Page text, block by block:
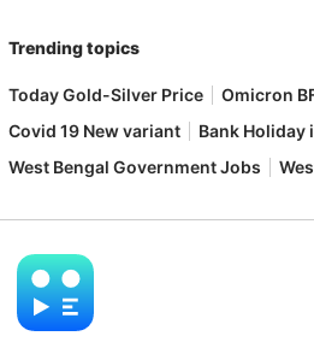
Trending topics
Today Gold-Silver Price
Omicron
Covid 19 New variant
Bank Holiday
West Bengal Government Jobs